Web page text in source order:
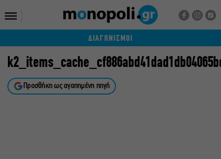
ΔΙΑΓΩΝΙΣΜΟΙ
Προσθήκη ως αγαπημένη πηγή